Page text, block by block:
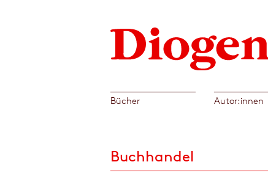
Bücher Autor:innen
Buchhandel